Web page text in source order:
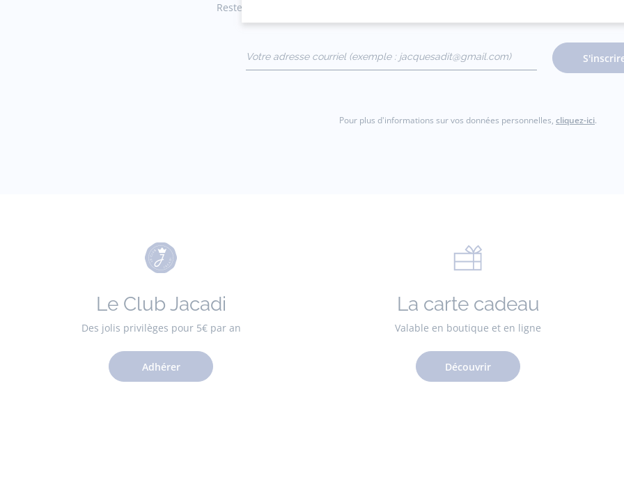
Restez informés des nouveautés Jacadi : ventes privées, offres exclusives, nouvelles
(exemple :
jacquesadit@gmail.com)
Pour plus d'informations sur vos données personnelles, cliquez-ici.
Le Club Jacadi
Des jolis privilèges pour 5€ par an
Adhérer
La carte cadeau
Valable en boutique et en ligne
Découvrir